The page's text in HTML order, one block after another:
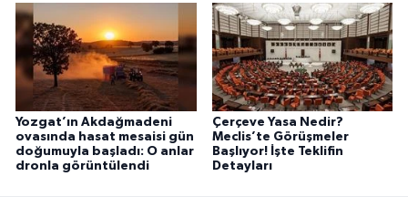
Yozgat’ın Akdağmadeni
ovasında hasat mesaisi gün
doğumuyla başladı: O anlar
dronla görüntülendi
Çerçeve Yasa Nedir?
Meclis’te Görüşmeler
Başlıyor! İşte Teklifin
Detayları